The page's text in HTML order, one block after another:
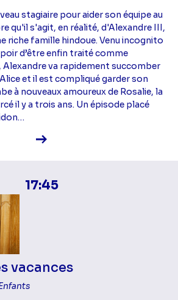
stagiaire pour aider son équipe au
qu'il s'agit, en réalité, d'Alexandre III,
riche famille hindoue. Venu incognito
d’être enfin traité comme
Alexandre va rapidement succomber
et il est compliqué garder son
à nouveaux amoureux de Rosalie, la
il y a trois ans. Un épisode placé
Voir la fiche diffusion
17:45
vacances